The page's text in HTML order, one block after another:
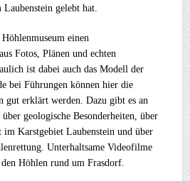
gelebt hat.
einen
Fotos, Plänen und echten
ist dabei auch das Modell der
bei Führungen können hier die
gut erklärt werden. Dazu gibt es an
über geologische Besonderheiten, über
Karstgebiet Laubenstein und über
Unterhaltsame Videofilme
Höhlen rund um Frasdorf.